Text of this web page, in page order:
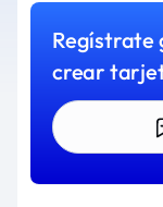
Regístrate
crear